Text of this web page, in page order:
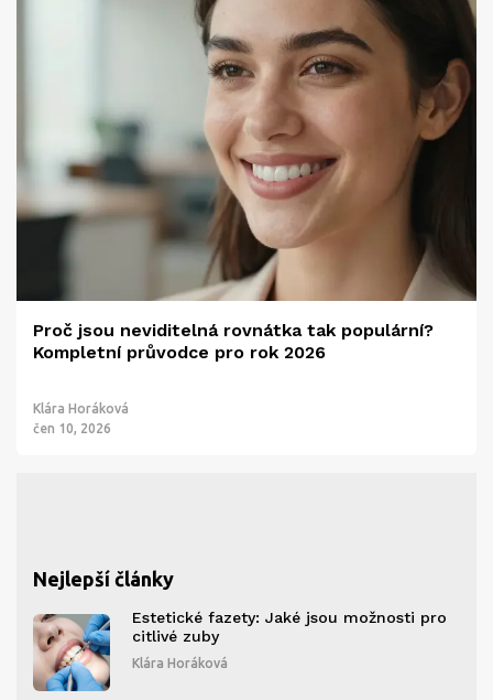
Proč jsou neviditelná rovnátka tak populární?
Kompletní průvodce pro rok 2026
Klára Horáková
čen 10, 2026
Nejlepší články
Estetické fazety: Jaké jsou možnosti pro
citlivé zuby
Klára Horáková